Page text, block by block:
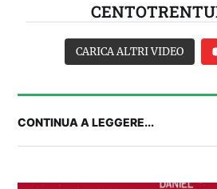
CARICA ALTRI VIDEO
CONTINUA A LEGGERE...